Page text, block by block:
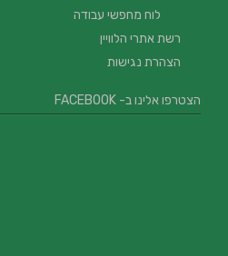
לוח מחפשי עבודה
רשת אתרי הלוויין
הצהרת נגישות
הצטרפו אלינו ב- FACEBOOK